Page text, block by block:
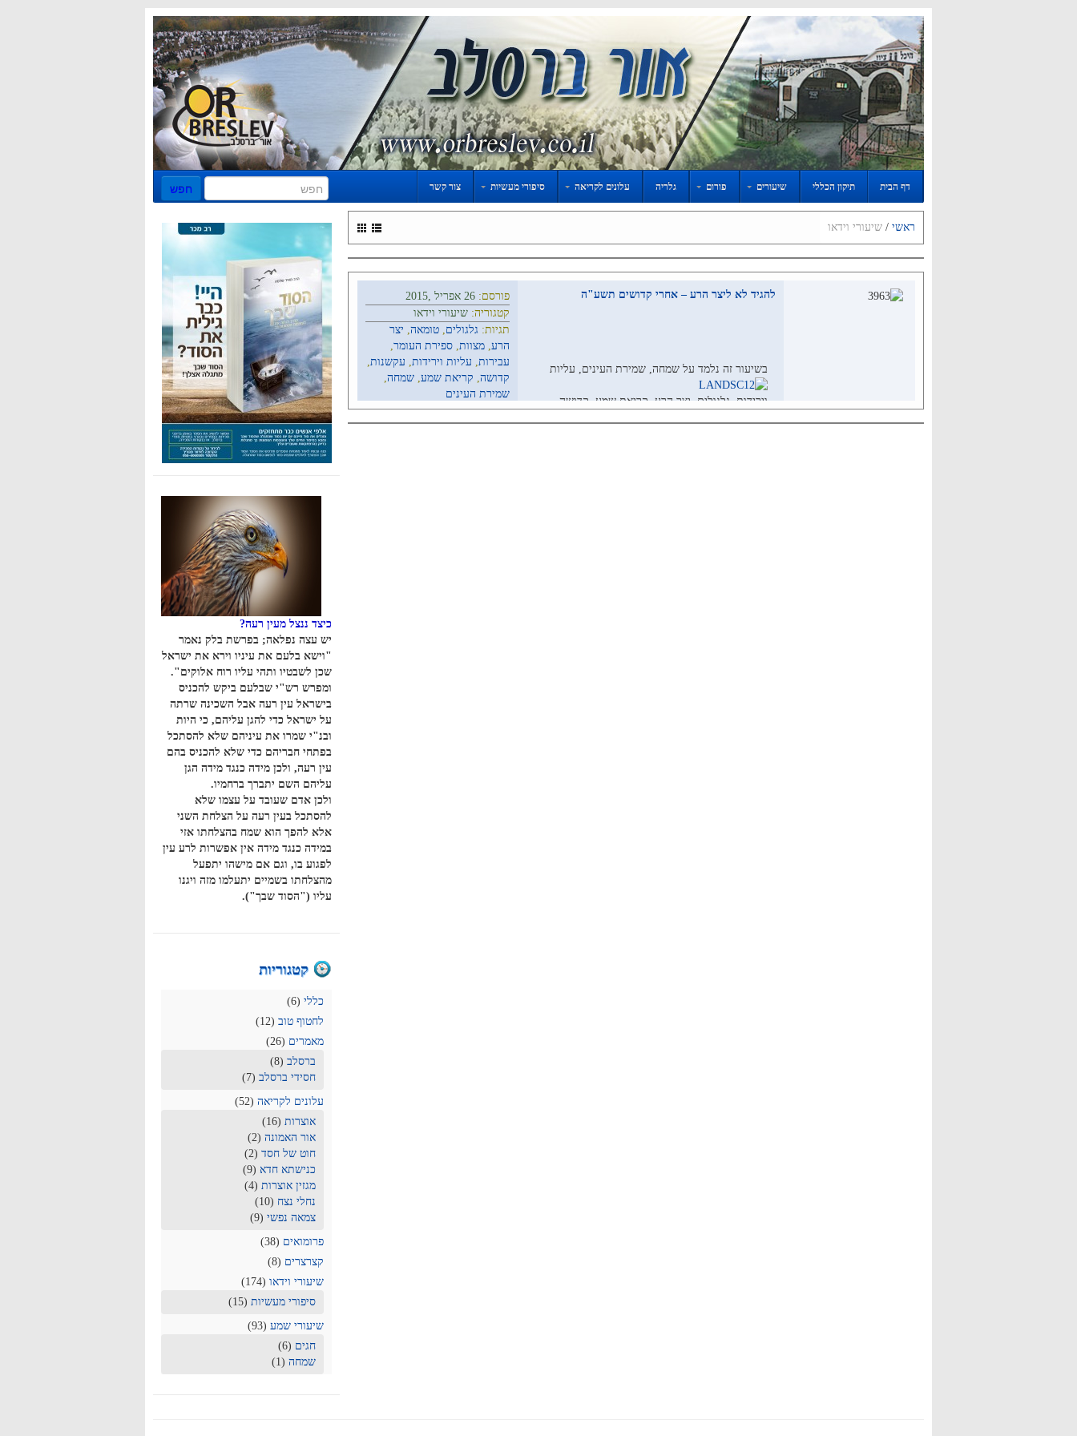
דף הבית תיקון הכללי שיעורים פורום גלריה עלונים לקריאה סיפורי מעשיות צור קשר
כיצד ננצל מעין רעה?
יש עצה נפלאה; בפרשת בלק נאמר
"וישא בלעם את עיניו וירא את ישראל
שכן לשבטיו ותהי עליו רוח אלוקים".
ומפרש רש"י שבלעם ביקש להכניס
בישראל עין רעה אבל השכינה שרתה
על ישראל כדי להגן עליהם, כי היות
ובנ"י שמרו את עיניהם שלא להסתכל
בפתחי חבריהם כדי שלא להכניס בהם
עין רעה, ולכן מידה כנגד מידה הגן
עליהם השם יתברך ברחמיו.
ולכן אדם שעובד על עצמו שלא
להסתכל בעין רעה על הצלחת השני
אלא להפך הוא שמח בהצלחתו אזי
במידה כנגד מידה אין אפשרות לרע עין
לפגוע בו, וגם אם מישהו יתפעל
מהצלחתו בשמיים יתעלמו מזה ויגנו
עליו ("הסוד שבך").
קטגוריות
כללי (6)
לחטוף טוב (12)
מאמרים (26)
ברסלב (8)
חסידי ברסלב (7)
עלונים לקריאה (52)
אוצרות (16)
אור האמונה (2)
חוט של חסד (2)
כנישתא חדא (9)
מגזין אוצרות (4)
נחלי נצח (10)
צמאה נפשי (9)
פרומואים (38)
קצרצרים (8)
שיעורי וידאו (174)
סיפורי מעשיות (15)
שיעורי שמע (93)
חגים (6)
שמחה (1)
ראשי / שיעורי וידאו
להגיד לא ליצר הרע – אחרי קדושים תשע"ה
בשיעור זה נלמד על שמחה, שמירת העינים, עליות
וירידות, גלגולים, יצר הרע, קריאת שמע, קדושה,
פורסם: 26 אפריל ,2015
קטגוריה: שיעורי וידאו
תגיות: גלגולים, טומאה, יצר
הרע, מצוות, ספירת העומר,
עבירות, עליות וירידות, עקשנות,
קדושה, קריאת שמע, שמחה,
שמירת העינים
אין תגובות